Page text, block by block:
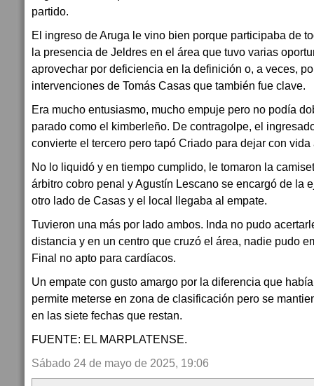
partido.
El ingreso de Aruga le vino bien porque participaba de
la presencia de Jeldres en el área que tuvo varias
aprovechar por deficiencia en la definición o, a veces,
intervenciones de Tomás Casas que también fue clave.
Era mucho entusiasmo, mucho empuje pero no podía
parado como el kimberleño. De contragolpe, el
convierte el tercero pero tapó Criado para dejar con vida
No lo liquidó y en tiempo cumplido, le tomaron la
árbitro cobro penal y Agustín Lescano se encargó de la
otro lado de Casas y el local llegaba al empate.
Tuvieron una más por lado ambos. Inda no pudo
distancia y en un centro que cruzó el área, nadie pudo
Final no apto para cardíacos.
Un empate con gusto amargo por la diferencia que
permite meterse en zona de clasificación pero se
en las siete fechas que restan.
FUENTE: EL MARPLATENSE.
Sábado 24 de mayo de 2025, 19:06